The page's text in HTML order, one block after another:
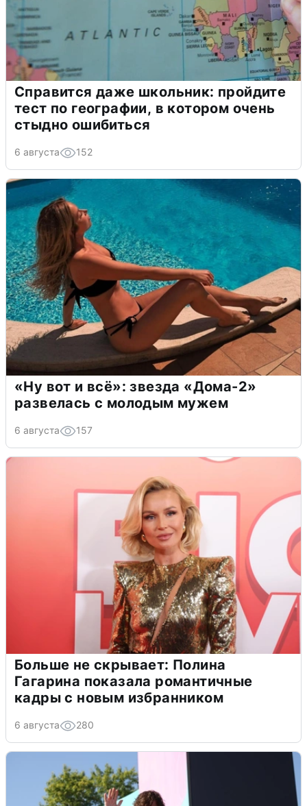
Справится даже школьник: пройдите
тест по географии, в котором очень
стыдно ошибиться
6 августа 152
«Ну вот и всё»: звезда «Дома-2»
развелась с молодым мужем
6 августа 157
Больше не скрывает: Полина
Гагарина показала романтичные
кадры с новым избранником
6 августа 280